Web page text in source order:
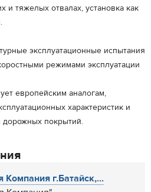
и тяжелых отвалах, установка как
эксплуатационные испытания
режимами эксплуатации
европейским аналогам,
характеристик и
покрытий.
г.Батайск,...